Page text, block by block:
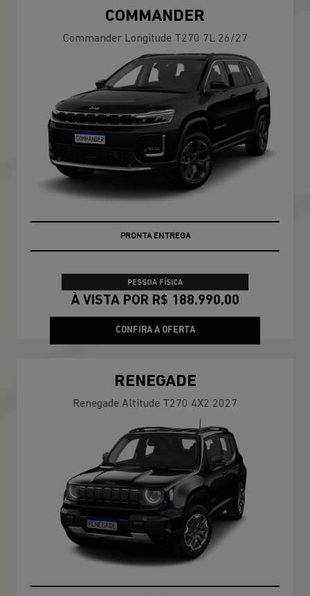
COMMANDER
Commander Longitude T270 7L 26/27
PREÇOS REDUZIDOS
PESSOA FÍSICA
À VISTA POR R$ 188.990,00
CONFIRA A OFERTA
RENEGADE
Renegade Altitude T270 4X2 2027